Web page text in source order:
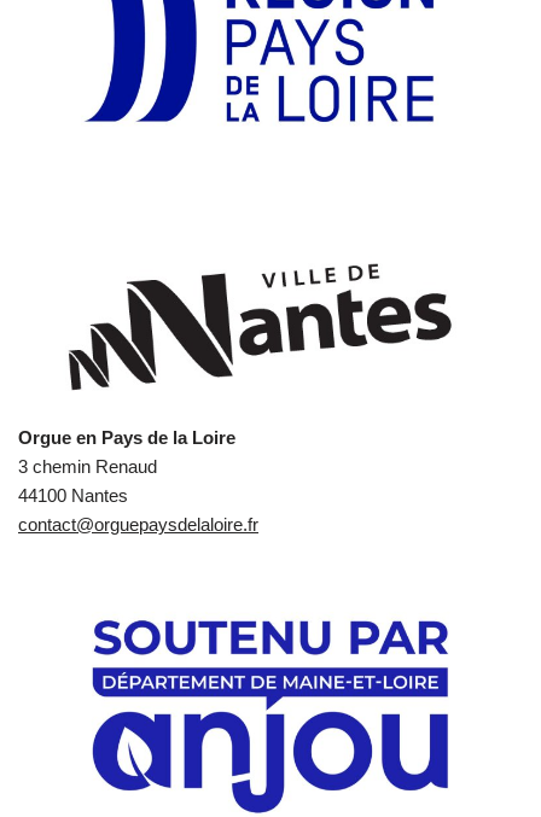
Orgue en Pays de la Loire
3 chemin Renaud
44100 Nantes
contact@orguepaysdelaloire.fr